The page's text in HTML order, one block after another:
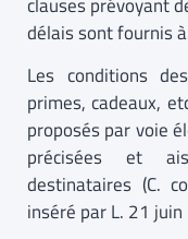
délais sont fournis
Les conditions
primes, cadeaux,
proposés par voie
précisées et
destinataires (C.
inséré par L. 21